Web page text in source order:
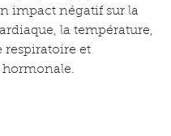
impact négatif sur la
la température,
respiratoire et
hormonale.